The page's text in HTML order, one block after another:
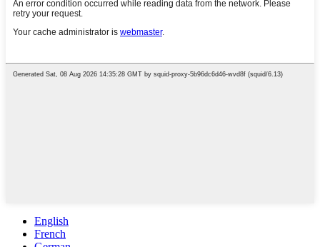
English
French